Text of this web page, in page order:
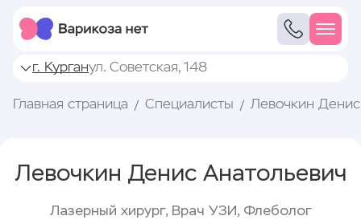
г. Курганул. Советская, 148
Главная страница Специалисты Левочкин
Лазерный хирург, Врач УЗИ, Флеболог
Левочкин Денис Анатольевич